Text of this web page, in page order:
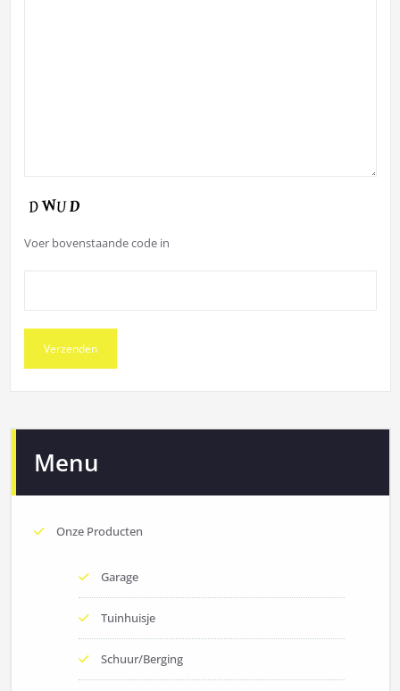
Voer bovenstaande code in
Menu
Onze Producten
Garage
Tuinhuisje
Schuur/Berging